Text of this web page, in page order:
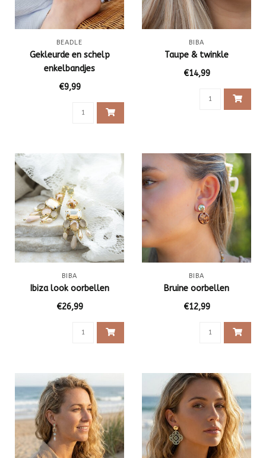
BEADLE
Gekleurde en schelp
enkelbandjes
€9,99
BIBA
Taupe & twinkle
€14,99
BIBA
Ibiza look oorbellen
€26,99
BIBA
Bruine oorbellen
€12,99